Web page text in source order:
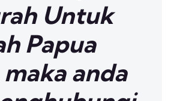
Untuk
Papua
anda